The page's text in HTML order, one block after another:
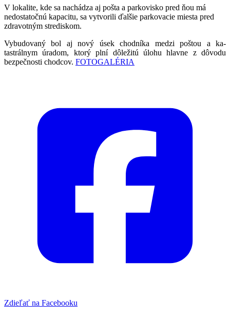
V lokalite, kde sa nachá­dza aj pošta a parkovisko pred ňou má
nedostatočnú kapacitu, sa vytvorili ďalšie parkovacie miesta pred
zdravotným stredis­kom.
Vybudovaný bol aj nový úsek chodníka medzi poštou a ka­
tastrálnym úradom, ktorý plní dôležitú úlohu hlavne z dôvodu
bezpečnosti chodcov. FOTOGALÉRIA
Zdieľať na Facebooku